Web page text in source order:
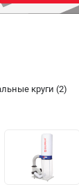
круги (2)